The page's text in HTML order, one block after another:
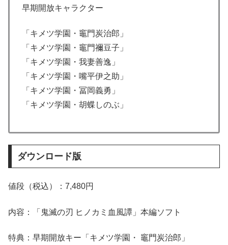
早期開放キャラクター
「キメツ学園・竈門炭治郎」
「キメツ学園・竈門禰豆子」
「キメツ学園・我妻善逸」
「キメツ学園・嘴平伊之助」
「キメツ学園・冨岡義勇」
「キメツ学園・胡蝶しのぶ」
ダウンロード版
値段（税込）：7,480円
内容：「鬼滅の刃 ヒノカミ血風譚」本編ソフト
特典：早期開放キー「キメツ学園・ 竈門炭治郎」